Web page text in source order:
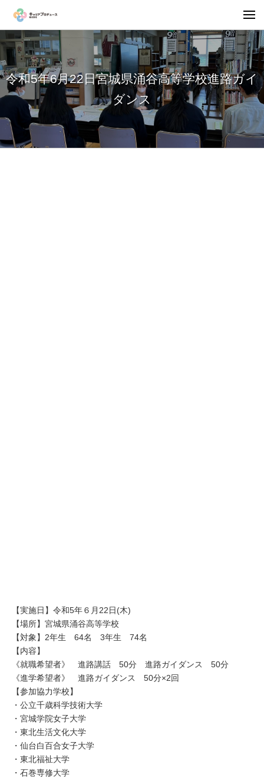
令和5年6月22日宮城県涌谷高等学校進路ガイ
ダンス
【実施日】令和5年６月22日(木)
【場所】宮城県涌谷高等学校
【対象】2年生 64名 3年生 74名
【内容】
《就職希望者》 進路講話 50分 進路ガイダンス 50分
《進学希望者》 進路ガイダンス 50分×2回
【参加協力学校】
・公立千歳科学技術大学
・宮城学院女子大学
・東北生活文化大学
・仙台白百合女子大学
・東北福祉大学
・石巻専修大学